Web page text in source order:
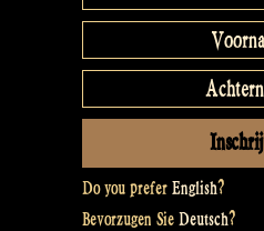
Do you prefer English?
Bevorzugen Sie Deutsch?